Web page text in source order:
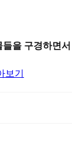
을 구경하면
보기